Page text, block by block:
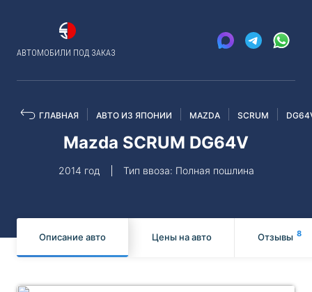
АВТОМОБИЛИ ПОД ЗАКАЗ
ГЛАВНАЯ АВТО ИЗ ЯПОНИИ MAZDA SCRUM
Mazda SCRUM DG64V
2014 год Тип ввоза: Полная пошлина
Описание авто Цены на авто Отзывы 8